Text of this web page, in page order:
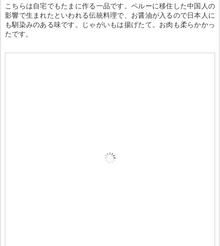
こちらは自宅でもたまに作る一品です。ペルーに移住した中国人の
影響で生まれたといわれる伝統料理で、お醤油が入るので日本人に
も馴染みのある味です。じゃがいもは揚げたて。お肉も柔らかかっ
たです。